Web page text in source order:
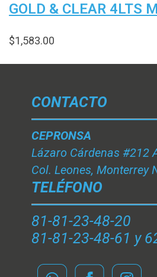
GOLD & CLEAR 4LTS
$1,583.00
CONTACTO
CEPRONSA
Lázaro Cárdenas #212
Col. Leones, Monterrey
TELÉFONO
81-81-23-48-20
81-81-23-48-61 y